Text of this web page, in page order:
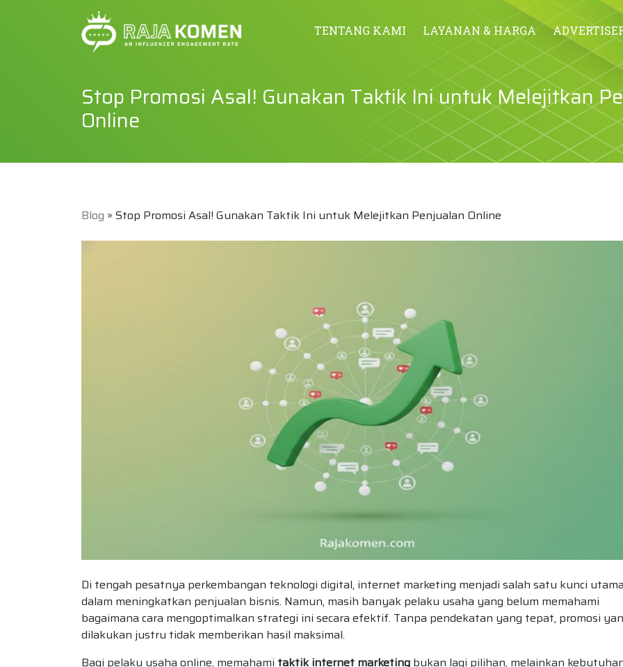
TENTANG KAMI LAYANAN & HARGA
Stop Promosi Asal! Gunakan Taktik Ini untuk Melejitkan
Online
Blog » Stop Promosi Asal! Gunakan Taktik Ini untuk Melejitkan Penjualan Online
Di tengah pesatnya perkembangan teknologi digital, internet marketing menjadi salah satu kunci utama
dalam meningkatkan penjualan bisnis. Namun, masih banyak pelaku usaha yang belum memahami
bagaimana cara mengoptimalkan strategi ini secara efektif. Tanpa pendekatan yang tepat, promosi
dilakukan justru tidak memberikan hasil maksimal.
Bagi pelaku usaha online, memahami taktik internet marketing bukan lagi pilihan, melainkan